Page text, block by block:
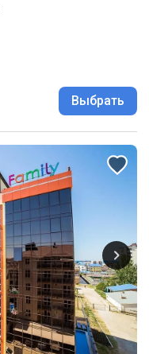
Выбрать